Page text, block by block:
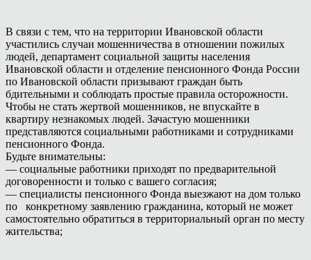
В связи с тем, что на территории Ивановской области
участились случаи мошенничества в отношении пожилых
людей, департамент социальной защиты населения
Ивановской области и отделение пенсионного Фонда России
по Ивановской области призывают граждан быть
бдительными и соблюдать простые правила осторожности.
Чтобы не стать жертвой мошенников, не впускайте в
квартиру незнакомых людей. Зачастую мошенники
представляются социальными работниками и сотрудниками
пенсионного Фонда.
Будьте внимательны:
— социальные работники приходят по предварительной
договоренности и только с вашего согласия;
— специалисты пенсионного Фонда выезжают на дом только
по конкретному заявлению гражданина, который не может
самостоятельно обратиться в территориальный орган по месту
жительства;